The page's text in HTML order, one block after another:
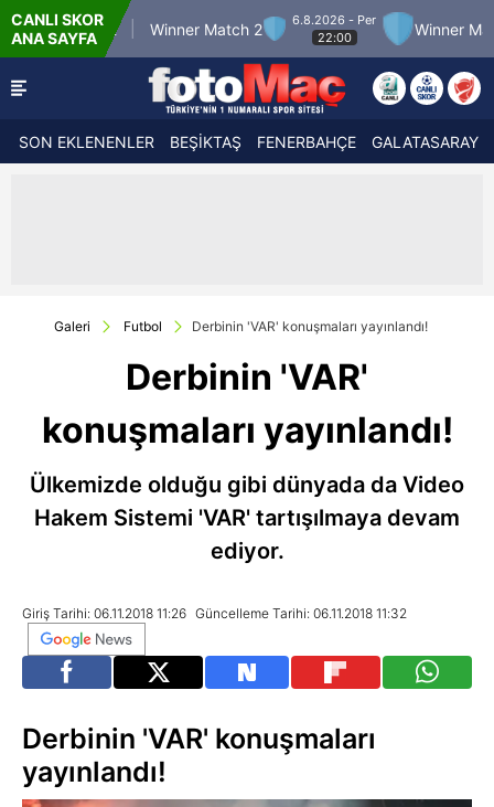
CANLI SKOR
ANA SAYFA
Winner Match 2
6.8.2026 - Per
22:00
Winner Match 3
SON EKLENENLER BEŞİKTAŞ FENERBAHÇE GALATASARAY
Galeri Futbol Derbinin 'VAR' konuşmaları yayınlandı!
Derbinin 'VAR'
konuşmaları yayınlandı!
Ülkemizde olduğu gibi dünyada da Video
Hakem Sistemi 'VAR' tartışılmaya devam
ediyor.
Giriş Tarihi: 06.11.2018 11:26 Güncelleme Tarihi: 06.11.2018 11:32
Derbinin 'VAR' konuşmaları
yayınlandı!